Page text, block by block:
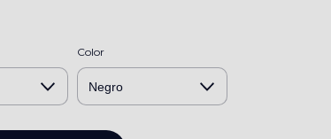
Color